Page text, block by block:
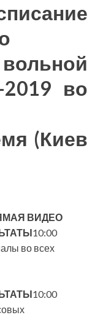
во
(Киев
ВИДЕО
10:00
во всех
10:00